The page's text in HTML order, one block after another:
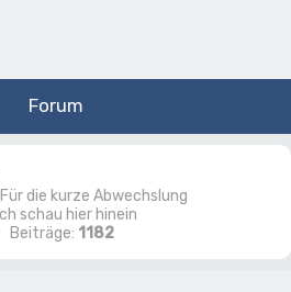
Forum
die kurze Abwechslung
schau hier hinein
1182